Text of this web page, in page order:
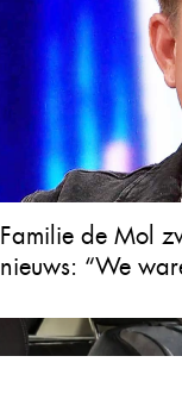
Familie de Mol
nieuws: “We